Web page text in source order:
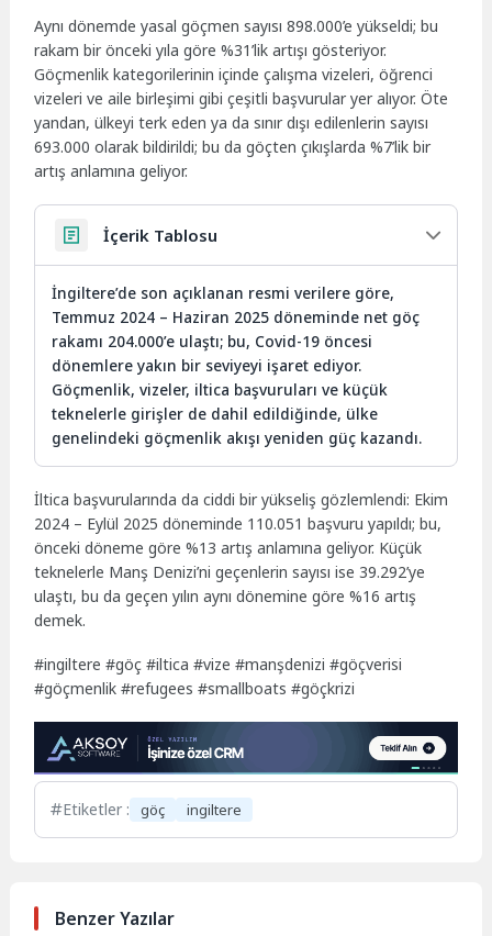
Aynı dönemde yasal göçmen sayısı 898.000’e yükseldi; bu
rakam bir önceki yıla göre %31’lik artışı gösteriyor.
Göçmenlik kategorilerinin içinde çalışma vizeleri, öğrenci
vizeleri ve aile birleşimi gibi çeşitli başvurular yer alıyor. Öte
yandan, ülkeyi terk eden ya da sınır dışı edilenlerin sayısı
693.000 olarak bildirildi; bu da göçten çıkışlarda %7’lik bir
artış anlamına geliyor.
İçerik Tablosu
İngiltere’de son açıklanan resmi verilere göre,
Temmuz 2024 – Haziran 2025 döneminde net göç
rakamı 204.000’e ulaştı; bu, Covid-19 öncesi
dönemlere yakın bir seviyeyi işaret ediyor.
Göçmenlik, vizeler, iltica başvuruları ve küçük
teknelerle girişler de dahil edildiğinde, ülke
genelindeki göçmenlik akışı yeniden güç kazandı.
İltica başvurularında da ciddi bir yükseliş gözlemlendi: Ekim
2024 – Eylül 2025 döneminde 110.051 başvuru yapıldı; bu,
önceki döneme göre %13 artış anlamına geliyor. Küçük
teknelerle Manş Denizi’ni geçenlerin sayısı ise 39.292’ye
ulaştı, bu da geçen yılın aynı dönemine göre %16 artış
demek.
#ingiltere #göç #iltica #vize #manşdenizi #göçverisi
#göçmenlik #refugees #smallboats #göçkrizi
Etiketler : göç ingiltere
Benzer Yazılar